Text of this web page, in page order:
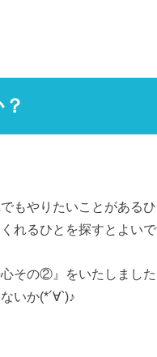
もやりたいことがある
れるひとを探すとよいで
その②』をいたしまし
いか(*´∀`)♪